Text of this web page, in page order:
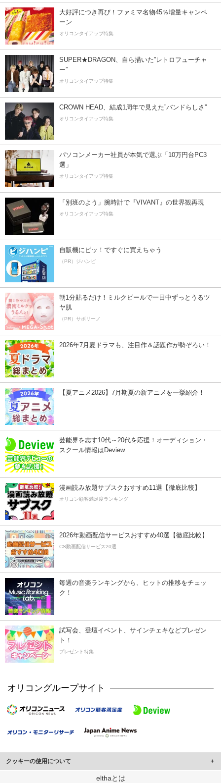
大好評につき再び！ファミマ名物45％増量キャンペ
ーン
オリコンタイアップ特集
SUPER★DRAGON、自ら描いた”レトロフューチャ
ー”
オリコンタイアップ特集
CROWN HEAD、結成1周年で見えた”バンドらしさ”
オリコンタイアップ特集
パソコンメーカー社員が本気で選ぶ「10万円台PC3
選」
オリコンタイアップ特集
「別班のよう」腕時計で『VIVANT』の世界観再現
オリコンタイアップ特集
自販機にピッ！ですぐに買えちゃう
（PR）ジハンピ
朝1分貼るだけ！ミルクピールで一日中ずっとうるツ
ヤ肌
（PR）サボリーノ
2026年7月夏ドラマも、注目作＆話題作が勢ぞろい！
【夏アニメ2026】7月期夏の新アニメを一挙紹介！
芸能界を志す10代～20代を応援！オーディション・
スクール情報はDeview
漫画読み放題サブスクおすすめ11選【徹底比較】
オリコン顧客満足度ランキング
2026年動画配信サービスおすすめ40選【徹底比較】
CS動画配信サービス20選
毎週の音楽ランキングから、ヒットの推移をチェッ
ク！
試写会、登壇イベント、サインチェキなどプレゼン
ト！
プレゼント特集
オリコングループサイト
クッキーの使用について
このサイトでは Cookie を使用して、ユーザーに合わせたコンテンツや広告の
elthaとは